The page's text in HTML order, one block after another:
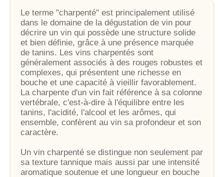
Le terme "charpenté" est principalement utilisé
dans le domaine de la dégustation de vin pour
décrire un vin qui possède une structure solide
et bien définie, grâce à une présence marquée
de tanins. Les vins charpentés sont
généralement associés à des rouges robustes et
complexes, qui présentent une richesse en
bouche et une capacité à vieillir favorablement.
La charpente d'un vin fait référence à sa colonne
vertébrale, c'est-à-dire à l'équilibre entre les
tanins, l'acidité, l'alcool et les arômes, qui
ensemble, confèrent au vin sa profondeur et son
caractère.
Un vin charpenté se distingue non seulement par
sa texture tannique mais aussi par une intensité
aromatique soutenue et une longueur en bouche